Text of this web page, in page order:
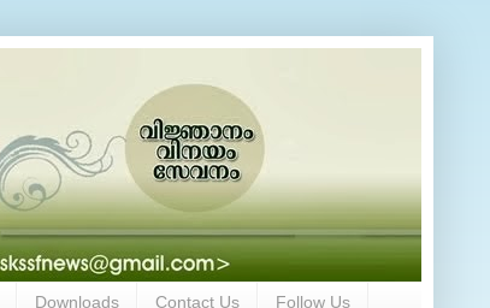
Downloads Contact Us Follow Us